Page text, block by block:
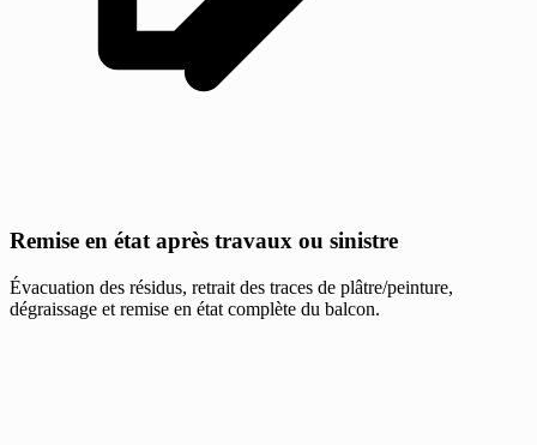
Remise en état après travaux ou sinistre
Évacuation des résidus, retrait des traces de plâtre/peinture,
dégraissage et remise en état complète du balcon.